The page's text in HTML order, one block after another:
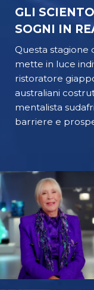
GLI
SOGNI IN
Questa stagione
mette in luce
ristoratore
australiani
mentalista
barriere e